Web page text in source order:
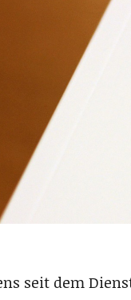
seit dem